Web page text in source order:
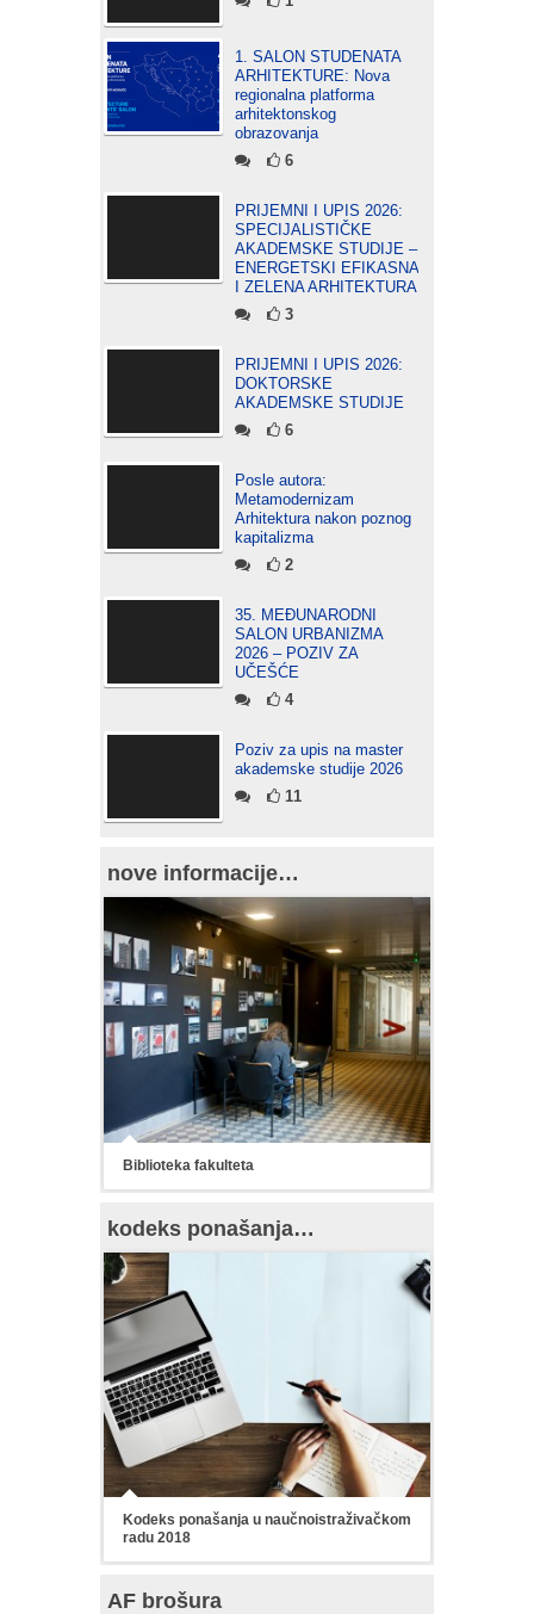
1. SALON STUDENATA
ARHITEKTURE: Nova
regionalna platforma
arhitektonskog
obrazovanja
6
PRIJEMNI I UPIS 2026:
SPECIJALISTIČKE
AKADEMSKE STUDIJE –
ENERGETSKI EFIKASNA
I ZELENA ARHITEKTURA
3
PRIJEMNI I UPIS 2026:
DOKTORSKE
AKADEMSKE STUDIJE
6
Posle autora:
Metamodernizam
Arhitektura nakon poznog
kapitalizma
2
35. MEĐUNARODNI
SALON URBANIZMA
2026 – POZIV ZA
UČEŠĆE
4
Poziv za upis na master
akademske studije 2026
11
nove informacije…
Biblioteka fakulteta
kodeks ponašanja…
Kodeks ponašanja u naučnoistraživačkom
radu 2018
AF brošura